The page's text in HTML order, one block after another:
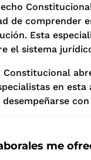
de comprender
Esta
el sistema
Constitucional
en
me